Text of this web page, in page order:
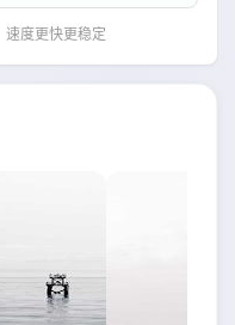
速度更快更稳定